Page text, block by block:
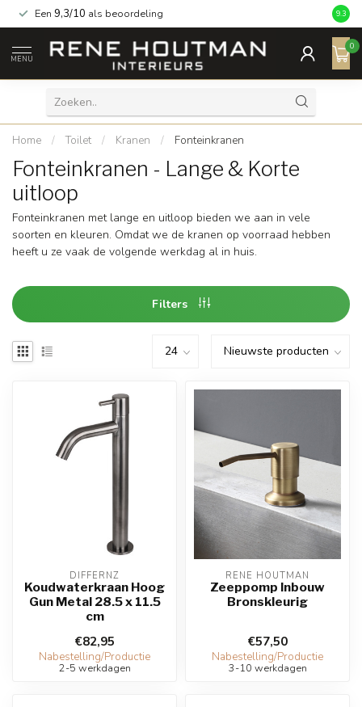
Een 9,3/10 als beoordeling 9.3
MENU
0
Home / Toilet / Kranen / Fonteinkranen
Fonteinkranen - Lange & Korte
uitloop
Fonteinkranen met lange en uitloop bieden we aan in vele
soorten en kleuren. Omdat we de kranen op voorraad hebben
heeft u ze vaak de volgende werkdag al in huis.
Filters
DIFFERNZ
Koudwaterkraan Hoog
Gun Metal 28.5 x 11.5
cm
€82,95
Nabestelling/Productie
2-5 werkdagen
RENE HOUTMAN
Zeeppomp Inbouw
Bronskleurig
€57,50
Nabestelling/Productie
3-10 werkdagen